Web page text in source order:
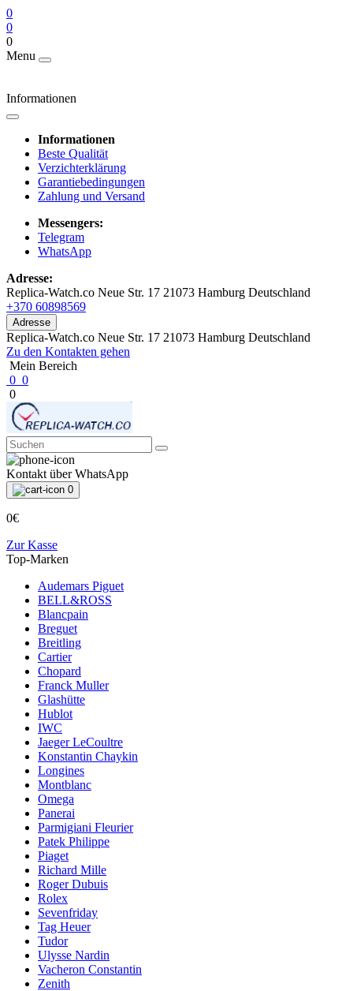
0
0
0
Menu
Informationen
Informationen
Beste Qualität
Verzichterklärung
Garantiebedingungen
Zahlung und Versand
Messengers:
Telegram
WhatsApp
Adresse:
Replica-Watch.co Neue Str. 17 21073 Hamburg Deutschland
+370 60898569
Adresse
Replica-Watch.co Neue Str. 17 21073 Hamburg Deutschland
Zu den Kontakten gehen
Mein Bereich
0 0
0
Kontakt über WhatsApp
0
0€
Zur Kasse
Top-Marken
Audemars Piguet
BELL&ROSS
Blancpain
Breguet
Breitling
Cartier
Chopard
Franck Muller
Glashütte
Hublot
IWC
Jaeger LeCoultre
Konstantin Chaykin
Longines
Montblanc
Omega
Panerai
Parmigiani Fleurier
Patek Philippe
Piaget
Richard Mille
Roger Dubuis
Rolex
Sevenfriday
Tag Heuer
Tudor
Ulysse Nardin
Vacheron Constantin
Zenith